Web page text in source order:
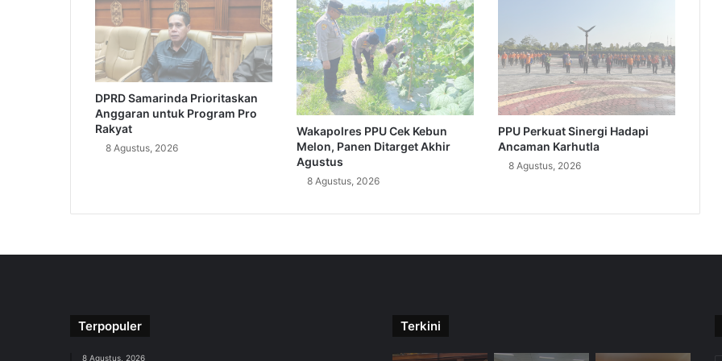
DPRD Samarinda Prioritaskan
Anggaran untuk Program Pro
Rakyat
8 Agustus, 2026
Wakapolres PPU Cek Kebun
Melon, Panen Ditarget Akhir
Agustus
8 Agustus, 2026
PPU Perkuat Sinergi Hadapi
Ancaman Karhutla
8 Agustus, 2026
Terpopuler
8 Agustus, 2026
Terkini